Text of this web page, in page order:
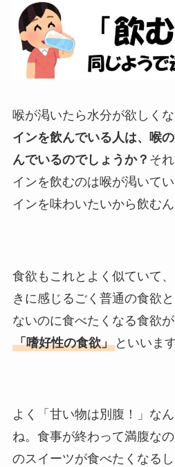
喉が渇いたら水分が欲しくな
インを飲んでいる人は、喉
んでいるのでしょうか？ そ
インを飲むのは喉が渇いて
インを味わいたいから飲むん
食欲もこれとよく似ていて
きに感じるごく普通の食欲
ないのに食べたくなる食欲
「嗜好性の食欲」といいます
よく「甘い物は別腹！」な
ね。食事が終わって満腹な
のスイーツが食べたくなる